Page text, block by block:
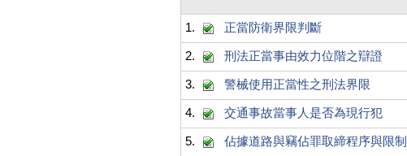
1.
正當防衛界限判斷
2. 刑法正當事由效力位階之辯證
3. 警械使用正當性之刑法界限
4. 交通事故當事人是否為現行犯
5. 佔據道路與竊佔罪取締程序與限制